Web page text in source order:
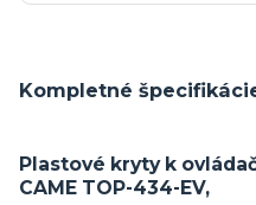
Kompletné
Plastové kryty k
CAME TOP-434-EV,